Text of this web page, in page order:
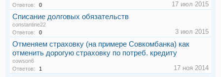
Ответов:
0 17 июл 2015
Списание долговых обязательств
constantine22
Ответов:
0 3 июл 2015
Отменяем страховку (на примере Совкомбанка) как
отменить дорогую страховку по потреб. кредиту
cowson6
Ответов:
1 17 ноя 2014